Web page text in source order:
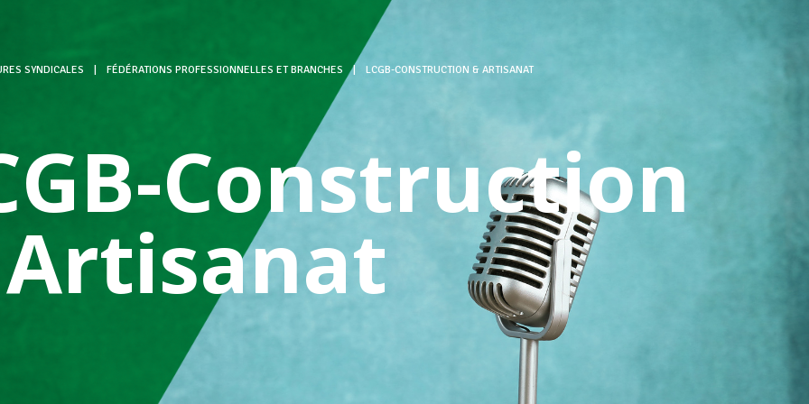
SYNDICALES FÉDÉRATIONS PROFESSIONNELLES ET BRANCHES | LCGB-CONSTRUCTION & ARTISANAT
Construction